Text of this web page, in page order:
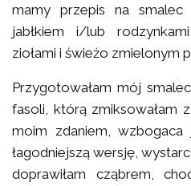
mamy przepis na
jabłkiem i/lub
ziołami i świeżo zmielonym
Przygotowałam mój
fasoli, którą zmiksowałam
moim zdaniem,
łagodniejszą wersję,
doprawiłam cząbrem,